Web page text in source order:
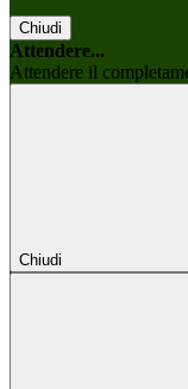
Chiudi
Attendere...
Attendere il
Chiudi